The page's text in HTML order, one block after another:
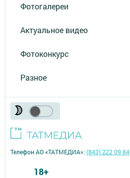
Фотогалереи
Актуальное видео
Фотоконкурс
Разное
Телефон АО «ТАТМЕДИА»:(843) 222 09 84
18+